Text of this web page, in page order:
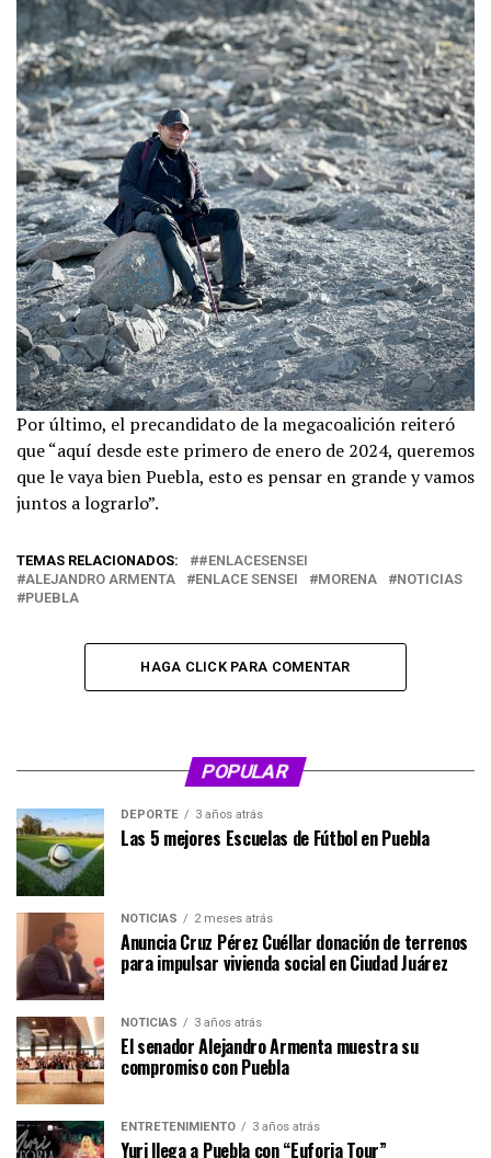
Por último, el precandidato de la megacoalición reiteró
que “aquí desde este primero de enero de 2024, queremos
que le vaya bien Puebla, esto es pensar en grande y vamos
juntos a lograrlo”.
TEMAS RELACIONADOS:
#ENLACESENSEI
ALEJANDRO ARMENTA
ENLACE SENSEI MORENA
NOTICIAS
PUEBLA
HAGA CLICK PARA COMENTAR
POPULAR
DEPORTE 3 años atrás
Las 5 mejores Escuelas de Fútbol en Puebla
NOTICIAS 2 meses atrás
Anuncia Cruz Pérez Cuéllar donación de terrenos
para impulsar vivienda social en Ciudad Juárez
NOTICIAS 3 años atrás
El senador Alejandro Armenta muestra su
compromiso con Puebla
ENTRETENIMIENTO 3 años atrás
Yuri llega a Puebla con “Euforia Tour”